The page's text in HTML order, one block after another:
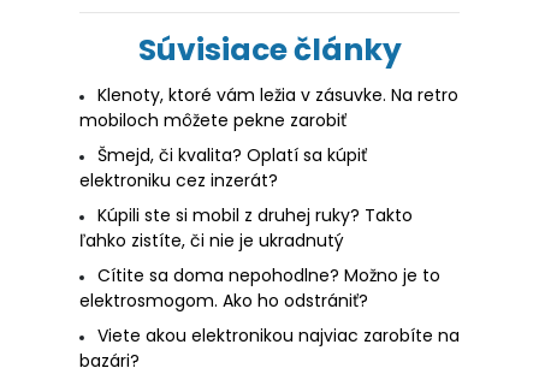
Súvisiace články
Klenoty, ktoré vám ležia v zásuvke. Na retro
mobiloch môžete pekne zarobiť
Šmejd, či kvalita? Oplatí sa kúpiť
elektroniku cez inzerát?
Kúpili ste si mobil z druhej ruky? Takto
ľahko zistíte, či nie je ukradnutý
Cítite sa doma nepohodlne? Možno je to
elektrosmogom. Ako ho odstrániť?
Viete akou elektronikou najviac zarobíte na
bazári?